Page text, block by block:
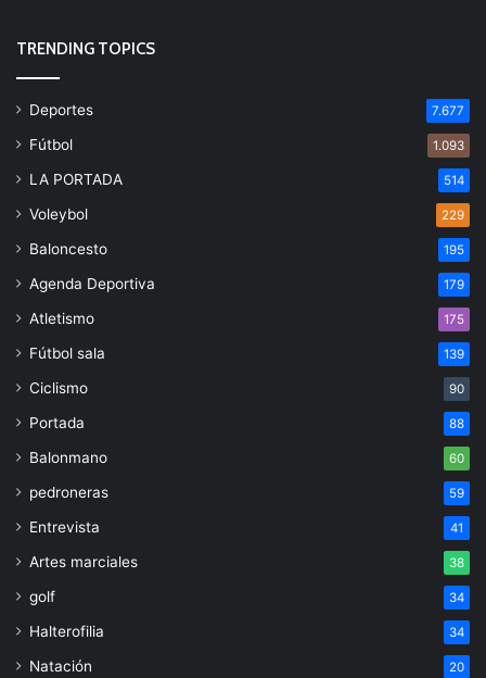
TRENDING TOPICS
Deportes 7.677
Fútbol 1.093
LA PORTADA 514
Voleybol 229
Baloncesto 195
Agenda Deportiva 179
Atletismo 175
Fútbol sala 139
Ciclismo 90
Portada 88
Balonmano 60
pedroneras 59
Entrevista 41
Artes marciales 38
golf 34
Halterofilia 34
Natación 20